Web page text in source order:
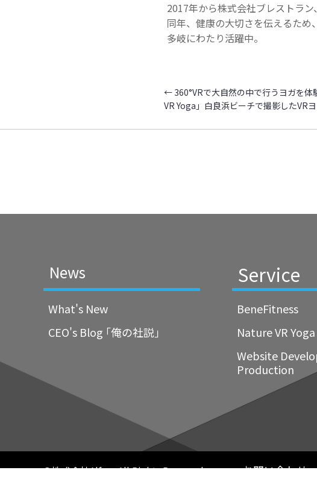
2017年から株式会社ブレストラン
同年、健康の大切さを伝えるため
多岐にわたり活躍中。
← 360°VRで大自然の中で行うヨガを
VR Yoga」白良浜ビーチで撮影したVR
News
What's New
CEO's Blog ｢俺の社説｣
Service
BeneFitness
Nature VR Yoga
Website
Production
お問い合わせ
©株式会社Alfree All Rights Reserved.